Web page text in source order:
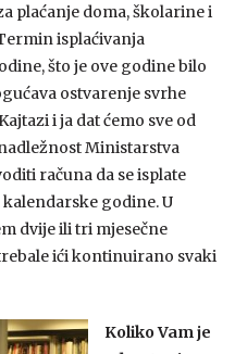
plaćanje doma, školarine i
isplaćivanja
što je ove godine bilo
ostvarenje svrhe
i ja dat ćemo sve od
Ministarstva
računa da se isplate
godine. U
dvije ili tri mjesečne
ići kontinuirano svaki
Koliko Vam je